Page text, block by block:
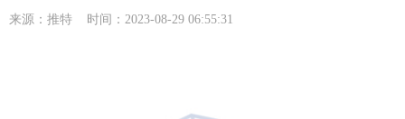
来源：推特 时间：2023-08-29 06:55:31